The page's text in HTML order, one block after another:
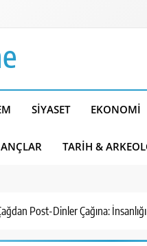
SIYASET EKONOMI
TARIH &
Post-Dinler Çağına: